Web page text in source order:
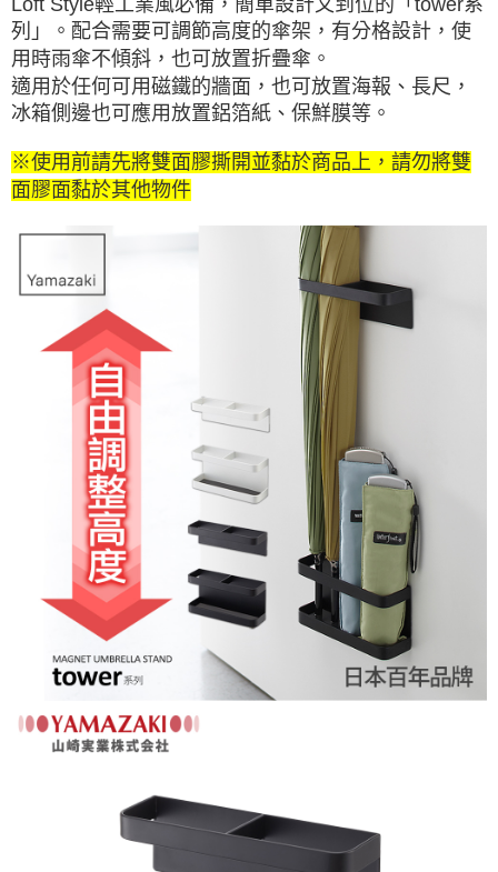
列」。配合需要可調節高度的傘架，有分格設計，使
用時雨傘不傾斜，也可放置折疊傘。
適用於任何可用磁鐵的牆面，也可放置海報、長尺，
冰箱側邊也可應用放置鋁箔紙、保鮮膜等。
※使用前請先將雙面膠撕開並黏於商品上，請勿將雙
面膠面黏於其他物件